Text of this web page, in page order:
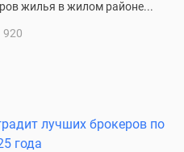
жилья в жилом районе...
920
лучших брокеров по
года